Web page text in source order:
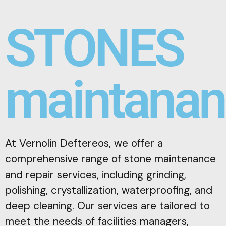
STONES
At Vernolin Deftereos, we offer a
comprehensive range of stone maintenance
and repair services, including grinding,
polishing, crystallization, waterproofing, and
deep cleaning. Our services are tailored to
meet the needs of facilities managers,